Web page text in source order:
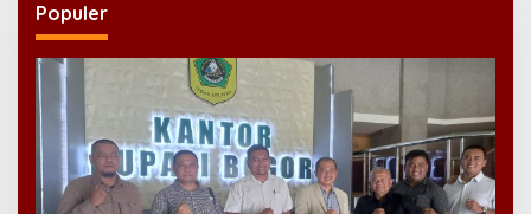
Populer